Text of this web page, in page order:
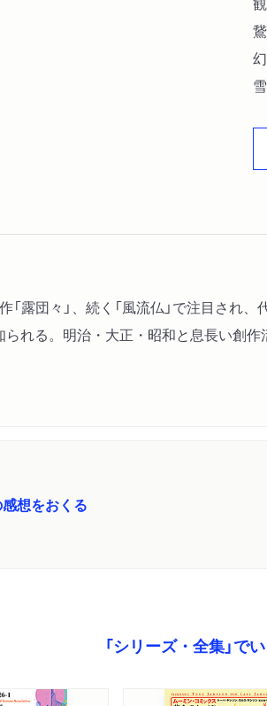
「露団々」、続く「風流仏」で注目さ
る。明治・大正・昭和と息長い創作活
想をおくる
「シリーズ・全集」で